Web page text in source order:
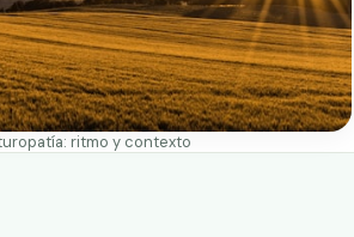
ritmo y contexto